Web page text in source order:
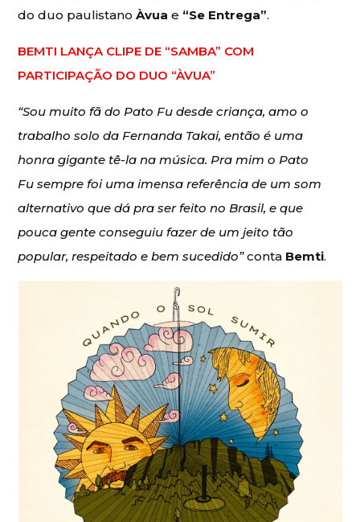
do duo paulistanoÀvua e “Se Entrega”.
BEMTI LANÇA CLIPE DE “SAMBA” COM
PARTICIPAÇÃO DO DUO “ÀVUA”
“Sou muito fã do Pato Fu desde criança, amo o
trabalho solo da Fernanda Takai, então é uma
honra gigante tê-la na música. Pra mim o Pato
Fu sempre foi uma imensa referência de um som
alternativo que dá pra ser feito no Brasil, e que
pouca gente conseguiu fazer de um jeito tão
popular, respeitado e bem sucedido”conta Bemti.